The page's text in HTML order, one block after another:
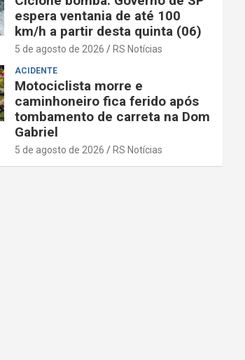
espera ventania de até 100
km/h a partir desta quinta (06)
5 de agosto de 2026 RS Notícias
ACIDENTE
Motociclista morre e
caminhoneiro fica ferido após
tombamento de carreta na Dom
Gabriel
5 de agosto de 2026 RS Notícias